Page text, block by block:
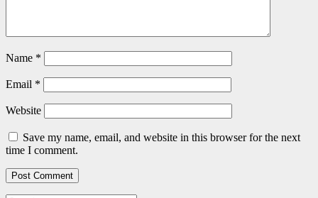
Name *
Email *
Website
Save my name, email, and website in this browser for the next
time I comment.